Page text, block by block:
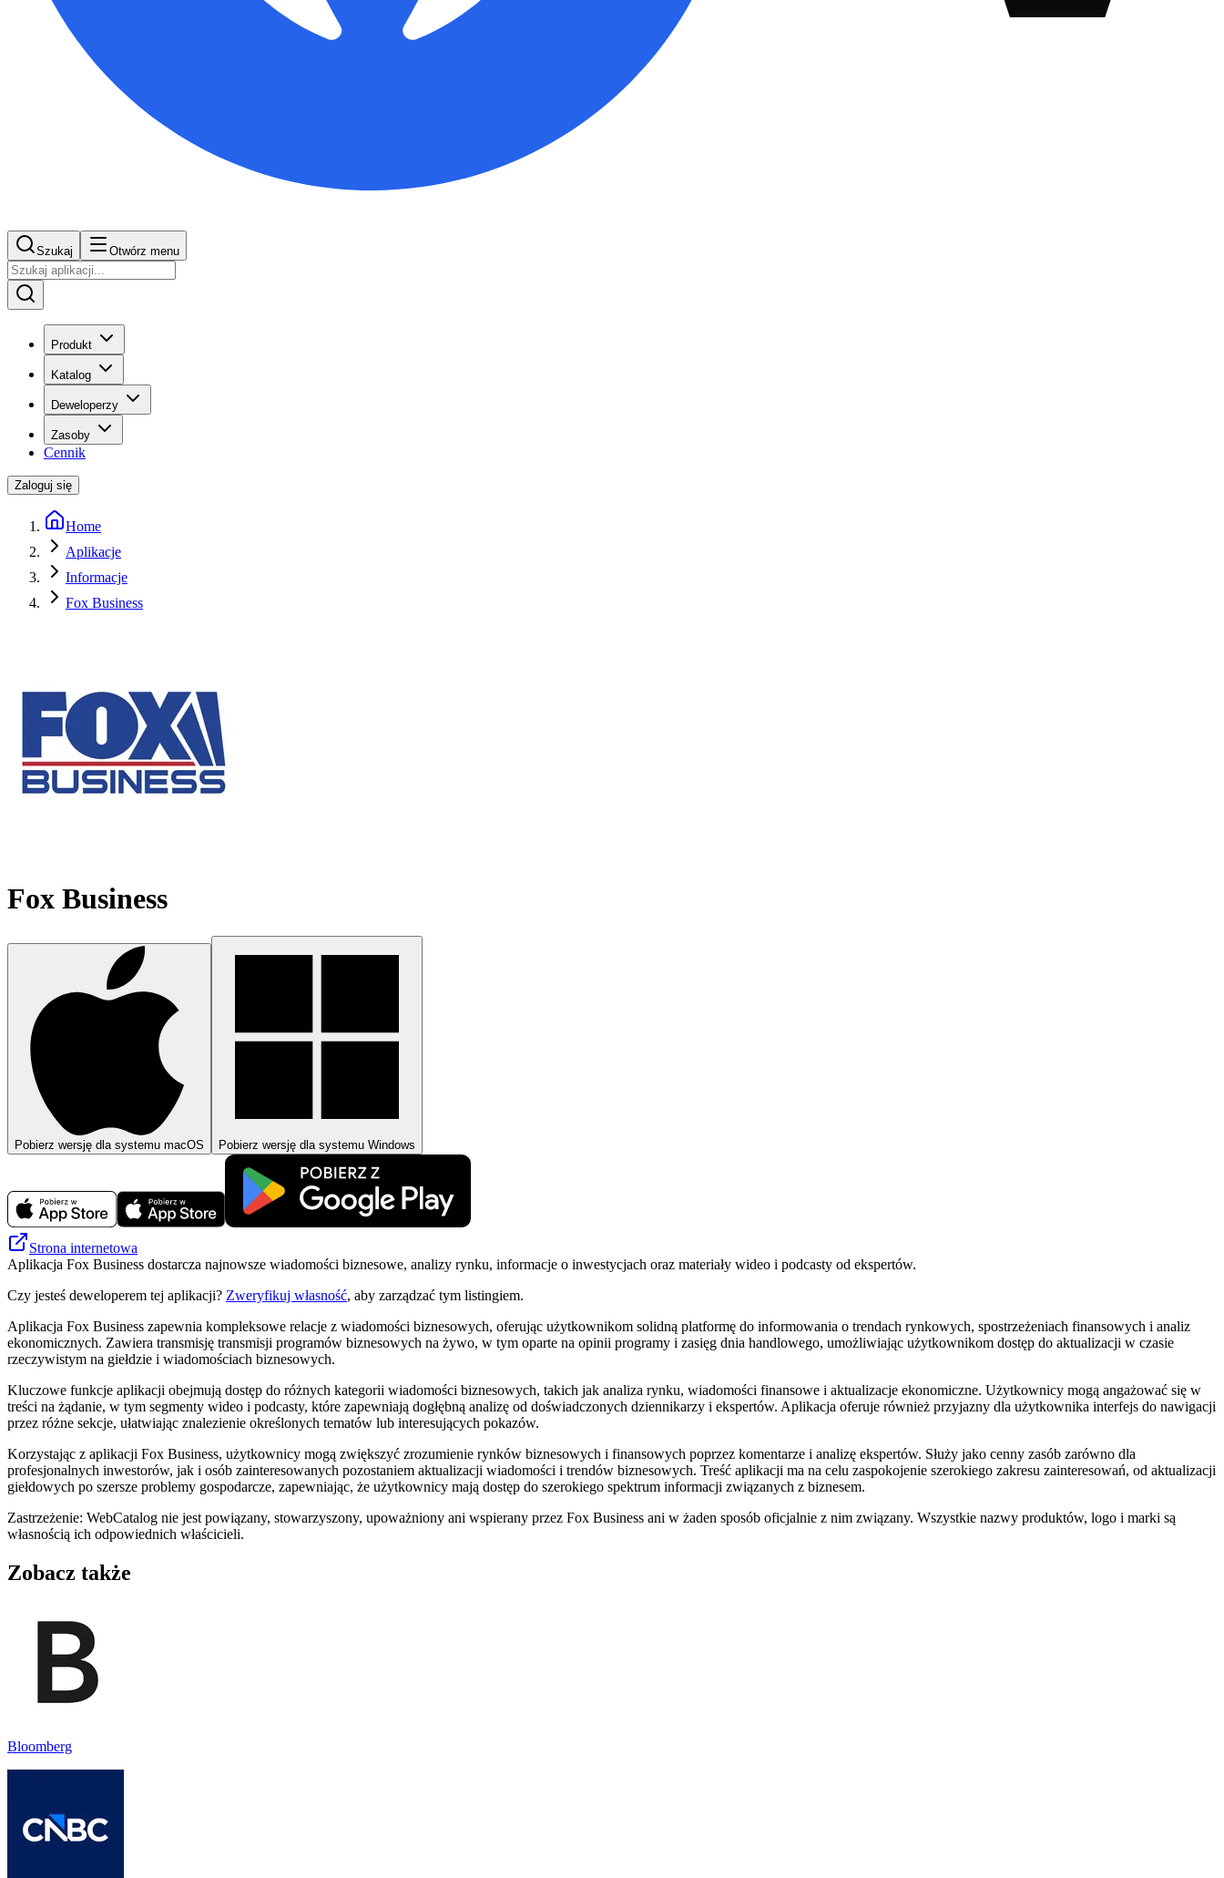
Szukaj Otwórz menu
Produkt
Katalog
Deweloperzy
Zasoby
Cennik
Zaloguj się
Home
Aplikacje
Informacje
Fox Business
Fox Business
Pobierz wersję dla systemu macOS Pobierz wersję dla systemu Windows
Strona internetowa
Aplikacja Fox Business dostarcza najnowsze wiadomości biznesowe, analizy rynku, informacje o inwestycjach oraz materiały wideo i podcasty od ekspertów.
Czy jesteś deweloperem tej aplikacji? Zweryfikuj własność, aby zarządzać tym listingiem.
Aplikacja Fox Business zapewnia kompleksowe relacje z wiadomości biznesowych, oferując użytkownikom solidną platformę do informowania o trendach rynkowych, spostrzeżeniach finansowych i analiz
ekonomicznych. Zawiera transmisję transmisji programów biznesowych na żywo, w tym oparte na opinii programy i zasięg dnia handlowego, umożliwiając użytkownikom dostęp do aktualizacji w czasie
rzeczywistym na giełdzie i wiadomościach biznesowych.
Kluczowe funkcje aplikacji obejmują dostęp do różnych kategorii wiadomości biznesowych, takich jak analiza rynku, wiadomości finansowe i aktualizacje ekonomiczne. Użytkownicy mogą angażować się w
treści na żądanie, w tym segmenty wideo i podcasty, które zapewniają dogłębną analizę od doświadczonych dziennikarzy i ekspertów. Aplikacja oferuje również przyjazny dla użytkownika interfejs do nawigacji
przez różne sekcje, ułatwiając znalezienie określonych tematów lub interesujących pokazów.
Korzystając z aplikacji Fox Business, użytkownicy mogą zwiększyć zrozumienie rynków biznesowych i finansowych poprzez komentarze i analizę ekspertów. Służy jako cenny zasób zarówno dla
profesjonalnych inwestorów, jak i osób zainteresowanych pozostaniem aktualizacji wiadomości i trendów biznesowych. Treść aplikacji ma na celu zaspokojenie szerokiego zakresu zainteresowań, od aktualizacji
giełdowych po szersze problemy gospodarcze, zapewniając, że użytkownicy mają dostęp do szerokiego spektrum informacji związanych z biznesem.
Zastrzeżenie: WebCatalog nie jest powiązany, stowarzyszony, upoważniony ani wspierany przez Fox Business ani w żaden sposób oficjalnie z nim związany. Wszystkie nazwy produktów, logo i marki są
własnością ich odpowiednich właścicieli.
Zobacz także
Bloomberg